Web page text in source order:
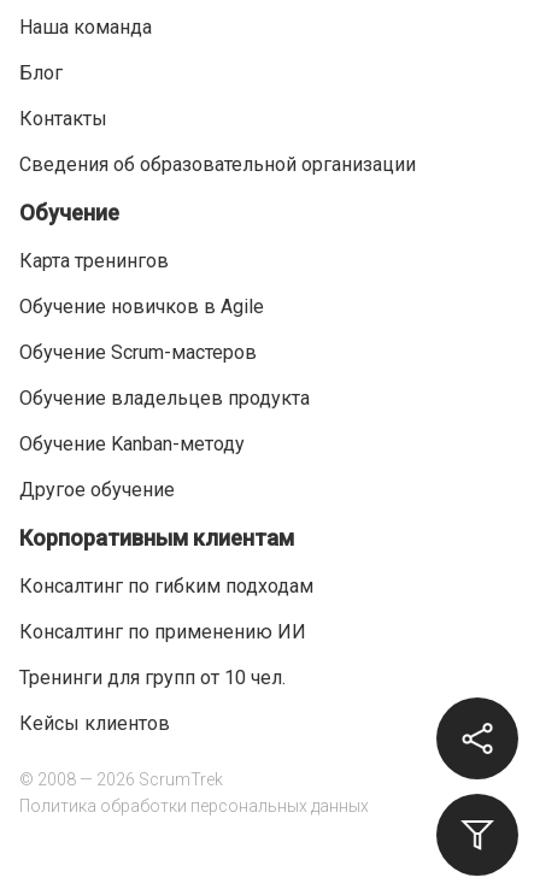
Наша команда
Блог
Контакты
Сведения об образовательной организации
Обучение
Карта тренингов
Обучение новичков в Agile
Обучение Scrum-мастеров
Обучение владельцев продукта
Обучение Kanban-методу
Другое обучение
Корпоративным клиентам
Консалтинг по гибким подходам
Консалтинг по применению ИИ
Тренинги для групп от 10 чел.
Кейсы клиентов
© 2008 — 2026 ScrumTrek
Политика обработки персональных данных